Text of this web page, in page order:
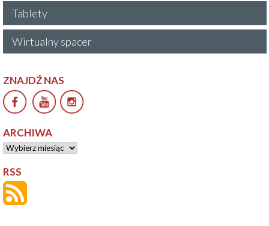
Tablety
Wirtualny spacer
ZNAJDŹ NAS
ARCHIWA
Archiwa
RSS